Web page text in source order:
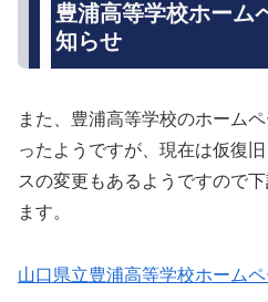
豊浦高等学校ホーム
知らせ
また、豊浦高等学校のホーム
ったようですが、現在は仮復
スの変更もあるようですので
ます。
山口県立豊浦高等学校ホームペ